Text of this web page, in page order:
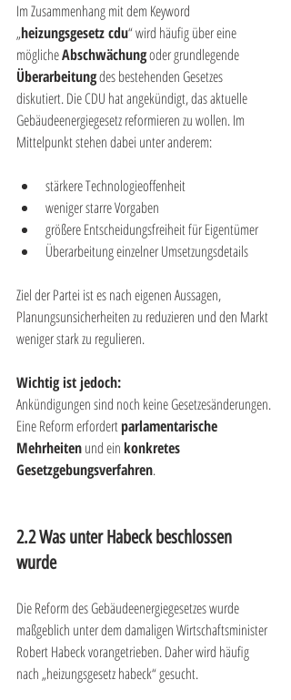
Im Zusammenhang mit dem Keyword
„heizungsgesetz cdu“ wird häufig über eine
mögliche Abschwächung oder grundlegende
Überarbeitung des bestehenden Gesetzes
diskutiert. Die CDU hat angekündigt, das aktuelle
Gebäudeenergiegesetz reformieren zu wollen. Im
Mittelpunkt stehen dabei unter anderem:
stärkere Technologieoffenheit
weniger starre Vorgaben
größere Entscheidungsfreiheit für Eigentümer
Überarbeitung einzelner Umsetzungsdetails
Ziel der Partei ist es nach eigenen Aussagen,
Planungsunsicherheiten zu reduzieren und den Markt
weniger stark zu regulieren.
Wichtig ist jedoch:
Ankündigungen sind noch keine Gesetzesänderungen.
Eine Reform erfordert parlamentarische
Mehrheiten und ein konkretes
Gesetzgebungsverfahren.
2.2 Was unter Habeck beschlossen
wurde
Die Reform des Gebäudeenergiegesetzes wurde
maßgeblich unter dem damaligen Wirtschaftsminister
Robert Habeck vorangetrieben. Daher wird häufig
nach „heizungsgesetz habeck“ gesucht.